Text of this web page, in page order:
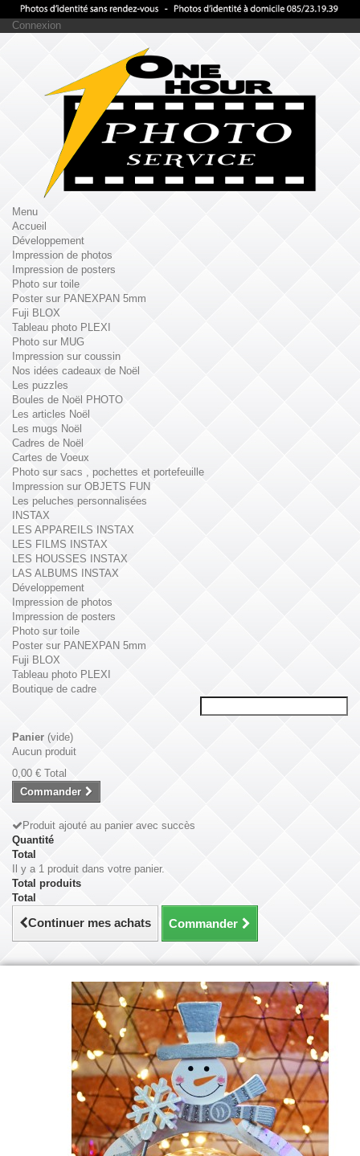
Connexion
Menu
Accueil
Développement
Impression de photos
Impression de posters
Photo sur toile
Poster sur PANEXPAN 5mm
Fuji BLOX
Tableau photo PLEXI
Photo sur MUG
Impression sur coussin
Nos idées cadeaux de Noël
Les puzzles
Boules de Noël PHOTO
Les articles Noël
Les mugs Noël
Cadres de Noël
Cartes de Voeux
Photo sur sacs , pochettes et portefeuille
Impression sur OBJETS FUN
Les peluches personnalisées
INSTAX
LES APPAREILS INSTAX
LES FILMS INSTAX
LES HOUSSES INSTAX
LAS ALBUMS INSTAX
Développement
Impression de photos
Impression de posters
Photo sur toile
Poster sur PANEXPAN 5mm
Fuji BLOX
Tableau photo PLEXI
Boutique de cadre
Panier (vide)
Aucun produit
0,00 € Total
Commander
Produit ajouté au panier avec succès
Quantité
Total
Il y a 1 produit dans votre panier.
Total produits
Total
Continuer mes achats Commander